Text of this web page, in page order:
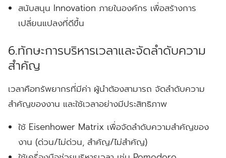
สนับสนุน Innovation ภายในองค์กร เพื่อสร้างการ
เปลี่ยนแปลงที่ดีขึ้น
6.ทักษะการบริหารเวลาและจัดลำดับความ
สำคัญ
เวลาคือทรัพยากรที่มีค่า ผู้นำต้องสามารถ จัดลำดับความ
สำคัญของงาน และใช้เวลาอย่างมีประสิทธิภาพ
ใช้ Eisenhower Matrix เพื่อจัดลำดับความสำคัญของ
งาน (ด่วน/ไม่ด่วน, สำคัญ/ไม่สำคัญ)